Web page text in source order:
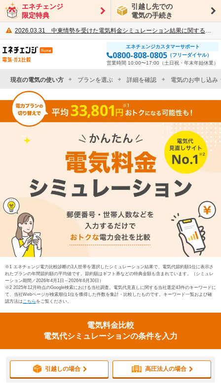
エネチェンジ
限定特典
引越し先での
電気の手続き
2026.03.31 中東情勢を受けた電気料金シミュレーション結果に関するご案内
電力・ガス比較サイト エネチェンジ
エネチェンジカスタマーサポート
0800-808-0805 （フリーダイヤル）
営業時間 10:00〜17:00（土日祝・年末年始休業）
現在の電気の使い方 プランを選ぶ 詳細を確認 電気のお申し込み
※1 エネチェンジ電力比較診断の3人世帯を選択したシミュレーション結果で、電気代節約額1位に表示さ
れたプランの年間節約額の平均値です。節約額はギフト券などの特典金額も含まれています。（シミュレ
ーション期間／2026年4月1日～2026年6月30日）
※2 2025年12月時点のGoogle検索における当社調査。電気代見直しに関する当社選定43件のキーワードに
て、当社Webページが検索順位1位を獲得した件数を集計・比較したものです。キーワード一覧および確
認方法は こちら をご覧ください。
電気料金比較
電気代シミュレーションの条件を入力
引越しの場合 高圧法人の場合